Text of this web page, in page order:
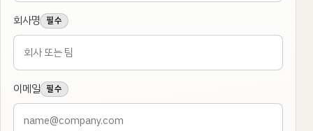
회사명 필수
이메일 필수